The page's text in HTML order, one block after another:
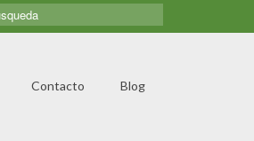
Contacto Blog